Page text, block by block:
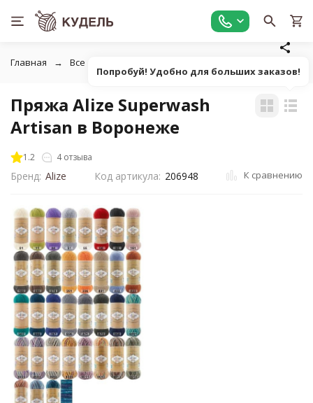
Главная Все для вязания
Пряжа Alize Superwash
Artisan в Воронеже
1.2 4 отзыва
Бренд: Alize Код артикула: 206948 К сравнению
Попробуй! Удобно для больших заказов!